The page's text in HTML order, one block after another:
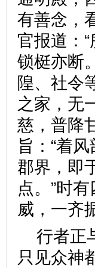
有善念，
官报道：
锁梃亦断
隍、社令
之家，无
慈，普降
旨：“着
郡界，即
点。”时
威，一
行者正
只见众神